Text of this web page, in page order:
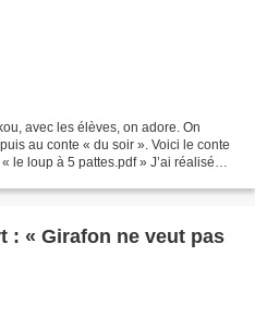
avec les élèves, on adore. On
au conte « du soir ». Voici le conte
le loup à 5 pattes.pdf » J’ai réalisé
: « Girafon ne veut pas